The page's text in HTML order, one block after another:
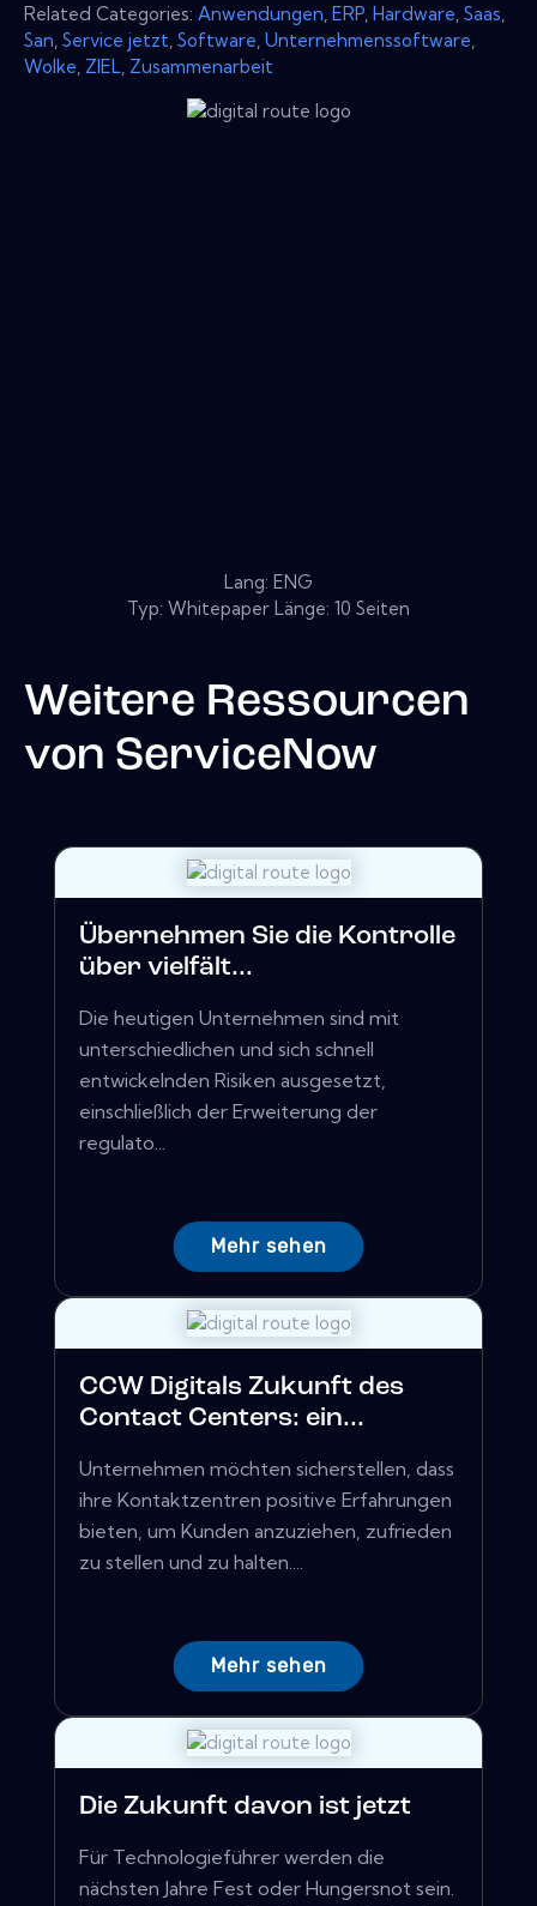
Related Categories: Anwendungen ERP Hardware Saas
San Service jetzt Software Unternehmenssoftware
Wolke ZIEL Zusammenarbeit
Lang: ENG
Typ: Whitepaper Länge: 10 Seiten
Weitere Ressourcen
von ServiceNow
Übernehmen Sie die Kontrolle
über vielfält...
Die heutigen Unternehmen sind mit
unterschiedlichen und sich schnell
entwickelnden Risiken ausgesetzt,
einschließlich der Erweiterung der
regulato...
Mehr sehen
CCW Digitals Zukunft des
Contact Centers: ein...
Unternehmen möchten sicherstellen, dass
ihre Kontaktzentren positive Erfahrungen
bieten, um Kunden anzuziehen, zufrieden
zu stellen und zu halten....
Mehr sehen
Die Zukunft davon ist jetzt
Für Technologieführer werden die
nächsten Jahre Fest oder Hungersnot sein.